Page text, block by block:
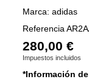
Marca: adidas
Referencia
280,00 €
Impuestos incluidos
*Información